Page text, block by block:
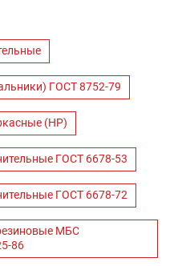
ГОСТ 8752-79
(НР)
ГОСТ 6678-53
ГОСТ 6678-72
МБС
86